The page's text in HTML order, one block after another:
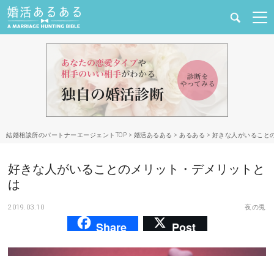
合コン・街コン
マッチングアプリ
結婚相談所のパートナーエージェントTOP > 婚活あるある > あるある > 好きな人がいること
好きな人がいることのメリット・デメリットと
は
2019.03.10 夜の兎
Share Post